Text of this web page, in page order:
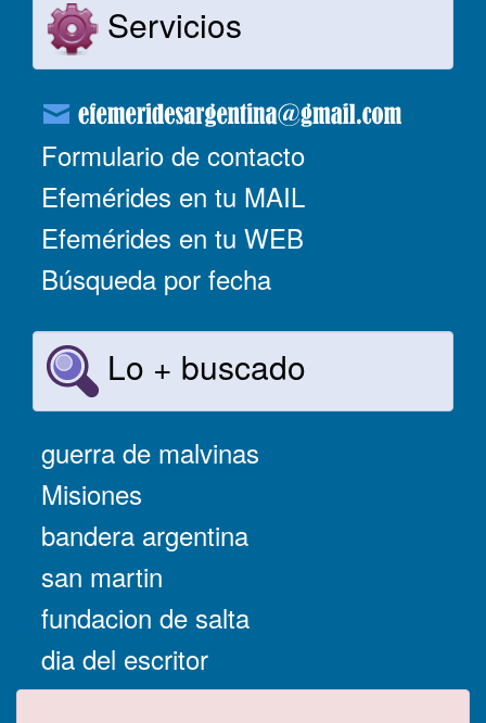
Servicios
Formulario de contacto
Efemérides en tu MAIL
Efemérides en tu WEB
Búsqueda por fecha
Lo + buscado
guerra de malvinas
Misiones
bandera argentina
san martin
fundacion de salta
dia del escritor